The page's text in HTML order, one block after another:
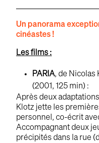
Un panorama
cinéastes !
Les films :
PARIA, de Nicolas
(2001, 125 min) :
Après deux
Klotz jette les
personnel, co-écrit
Accompagnant deux
précipités dans la rue